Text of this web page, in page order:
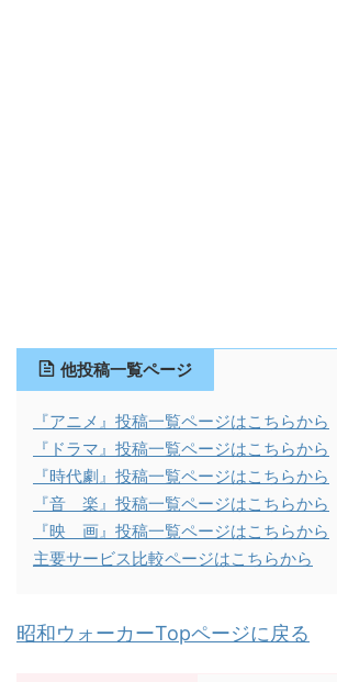
他投稿一覧ページ
『アニメ』投稿一覧ページはこちらから
『ドラマ』投稿一覧ページはこちらから
『時代劇』投稿一覧ページはこちらから
『音 楽』投稿一覧ページはこちらから
『映 画』投稿一覧ページはこちらから
主要サービス比較ページはこちらから
昭和ウォーカーTopページに戻る